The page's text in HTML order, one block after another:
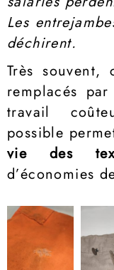
Les
déchirent.
Très souvent,
remplacés
travail
possible
vie des
d’économies